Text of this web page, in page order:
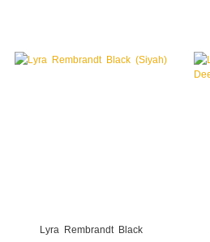
Lyra Rembrandt Black